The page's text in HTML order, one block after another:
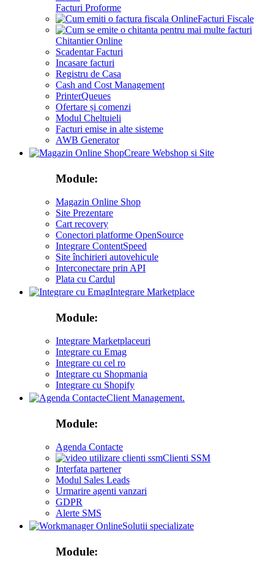
Facturi Proforme
Facturi Fiscale
Chitantier Online
Scadentar Facturi
Incasare facturi
Registru de Casa
Cash and Cost Management
PrinterQueues
Ofertare și comenzi
Modul Cheltuieli
Facturi emise in alte sisteme
AWB Generator
Creare Webshop si Site
Module:
Magazin Online Shop
Site Prezentare
Cart recovery
Conectori platforme OpenSource
Integrare ContentSpeed
Site închirieri autovehicule
Interconectare prin API
Plata cu Cardul
Integrare Marketplace
Module:
Integrare Marketplaceuri
Integrare cu Emag
Integrare cu cel ro
Integrare cu Shopmania
Integrare cu Shopify
Client Management.
Module:
Agenda Contacte
Clienti SSM
Interfata partener
Modul Sales Leads
Urmarire agenti vanzari
GDPR
Alerte SMS
Solutii specializate
Module: